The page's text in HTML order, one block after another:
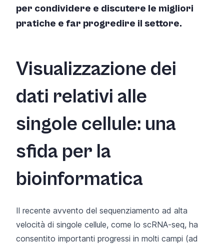
per condividere e discutere le migliori
pratiche e far progredire il settore.
Visualizzazione dei
dati relativi alle
singole cellule: una
sfida per la
bioinformatica
Il recente avvento del sequenziamento ad alta
velocità di singole cellule, come lo scRNA-seq, ha
consentito importanti progressi in molti campi (ad